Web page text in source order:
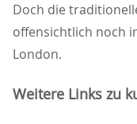
Doch die
offensichtlich noch
London.
Weitere Links zu